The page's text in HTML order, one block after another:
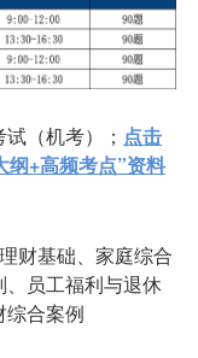
（机考）； 点击
纲+高频考点”资料
财基础、家庭综合
员工福利与退休
合案例